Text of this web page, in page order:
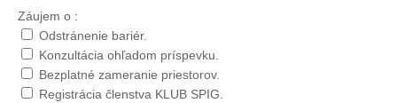
Záujem o :
Odstránenie bariér.
Konzultácia ohľadom príspevku.
Bezplatné zameranie priestorov.
Registrácia členstva KLUB SPIG.